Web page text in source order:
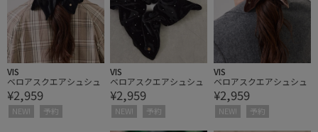
VIS
ベロアスクエアシュシュ
¥2,959
NEW! 予約
VIS
ベロアスクエアシュシュ
¥2,959
NEW! 予約
VIS
ベロアスクエアシュシュ
¥2,959
NEW! 予約